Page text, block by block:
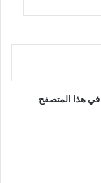
في هذا المتصفح